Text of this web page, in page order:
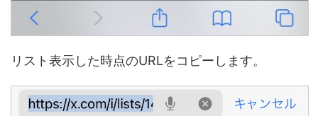
リスト表示した時点のURLをコピーします。